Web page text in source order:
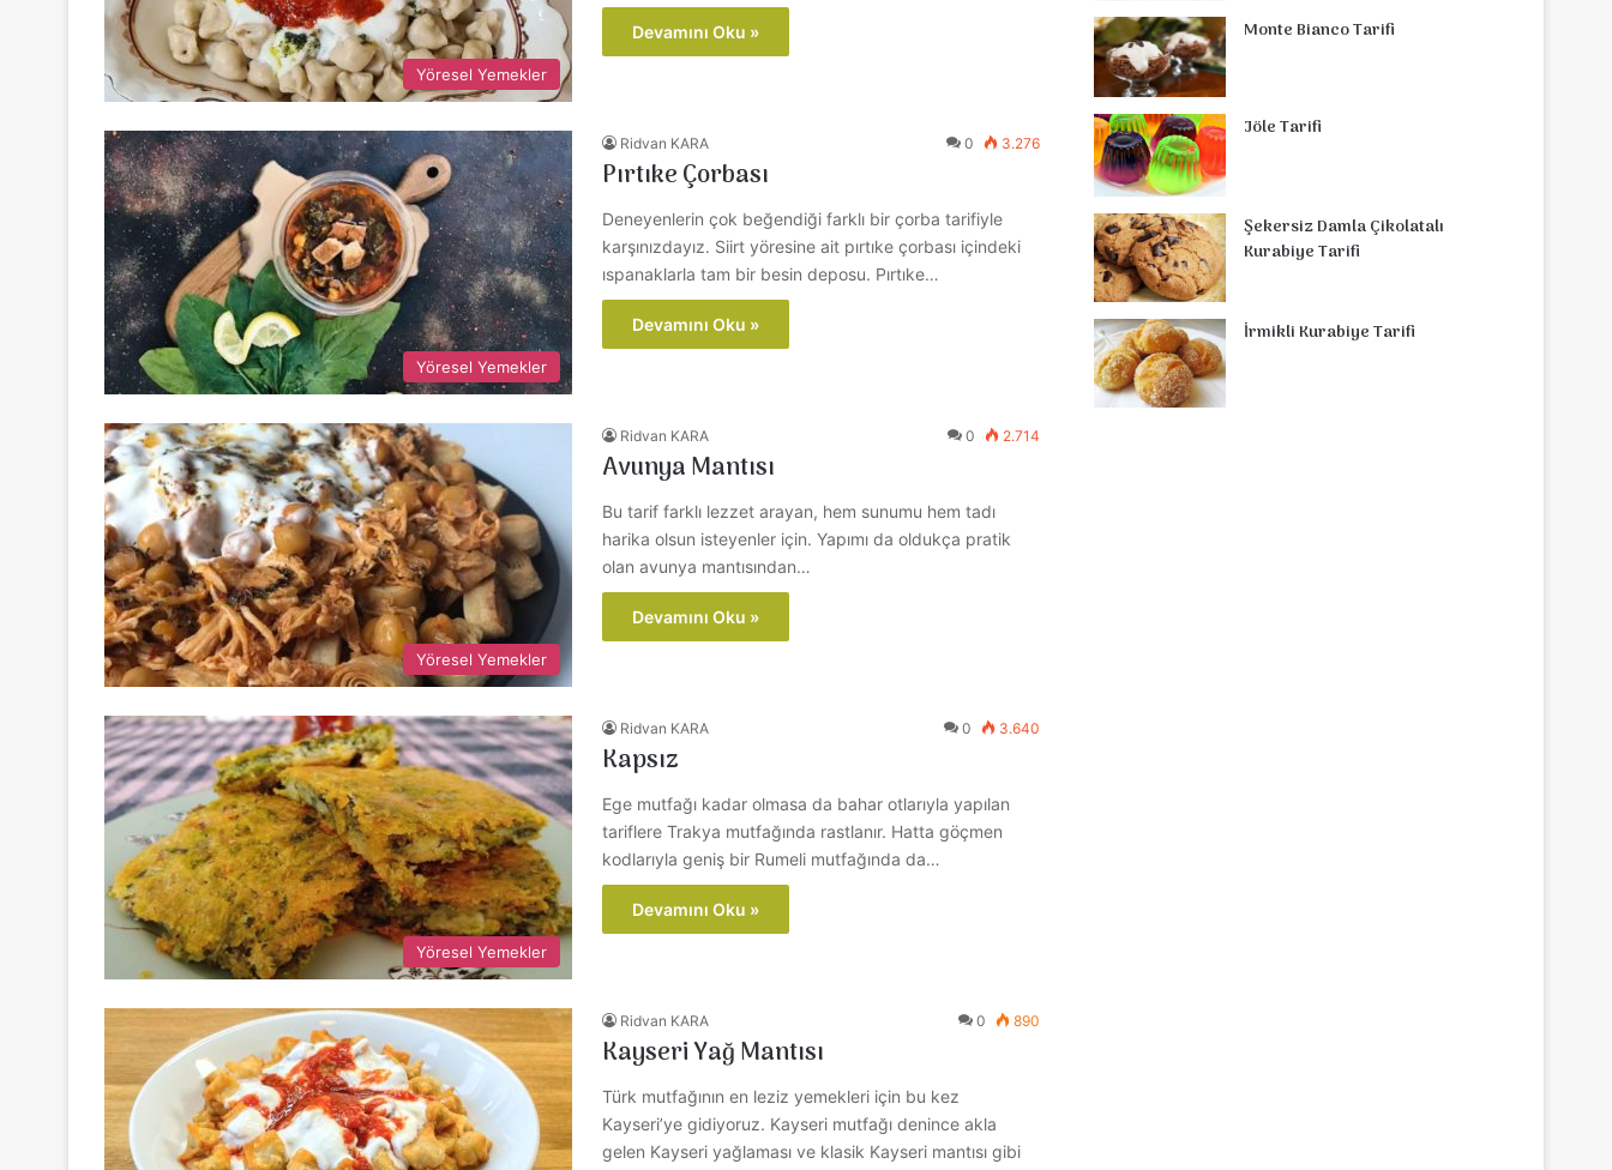
Yöresel Yemekler
Devamını Oku »
Yöresel Yemekler
Ridvan KARA 0 3.276
Pırtıke Çorbası
Deneyenlerin çok beğendiği farklı bir çorba tarifiyle
karşınızdayız. Siirt yöresine ait pırtıke çorbası içindeki
ıspanaklarla tam bir besin deposu. Pırtıke…
Devamını Oku »
Yöresel Yemekler
Ridvan KARA 0 2.714
Avunya Mantısı
Bu tarif farklı lezzet arayan, hem sunumu hem tadı
harika olsun isteyenler için. Yapımı da oldukça pratik
olan avunya mantısından…
Devamını Oku »
Yöresel Yemekler
Ridvan KARA 0 3.640
Kapsız
Ege mutfağı kadar olmasa da bahar otlarıyla yapılan
tariflere Trakya mutfağında rastlanır. Hatta göçmen
kodlarıyla geniş bir Rumeli mutfağında da…
Devamını Oku »
Ridvan KARA 0 890
Kayseri Yağ Mantısı
Türk mutfağının en leziz yemekleri için bu kez
Kayseri’ye gidiyoruz. Kayseri mutfağı denince akla
gelen Kayseri yağlaması ve klasik Kayseri mantısı gibi
Monte Bianco Tarifi
Jöle Tarifi
Şekersiz Damla Çikolatalı
Kurabiye Tarifi
İrmikli Kurabiye Tarifi